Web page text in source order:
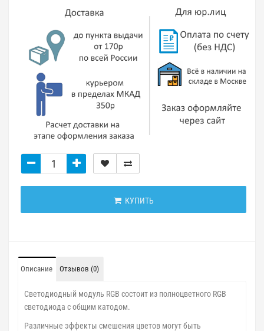
КУПИТЬ
Описание Отзывов (0)
Светодиодный модуль RGB состоит из полноцветного RGB
светодиода с общим катодом.
Различные эффекты смешения цветов могут быть